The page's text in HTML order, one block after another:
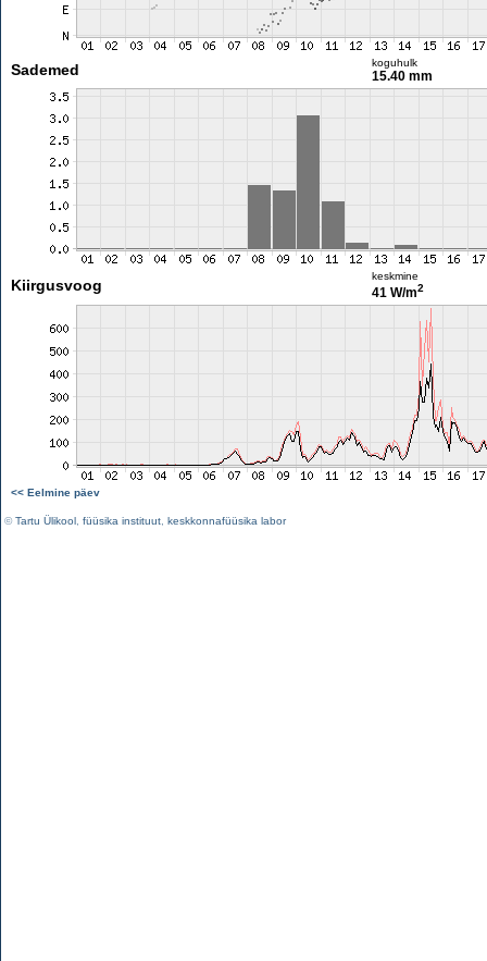
Sademed koguhulk
15.40 mm
Kiirgusvoog
keskmine
41 W/m2
<< Eelmine päev
©Tartu Ülikool füüsika instituut keskkonnafüüsika labor